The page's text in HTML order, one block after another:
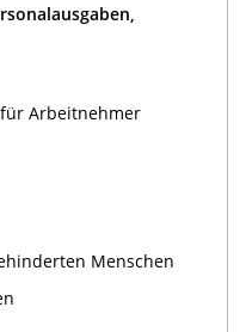
Arbeitnehmer
Menschen